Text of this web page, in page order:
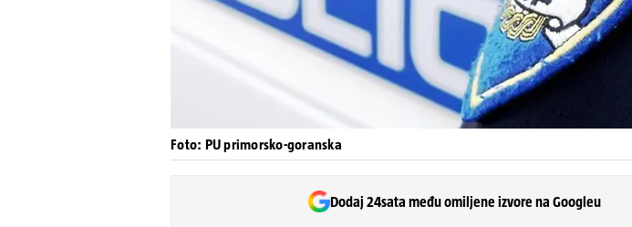
Foto: PU primorsko-goranska
Dodaj 24sata među omiljene izvore na Googleu